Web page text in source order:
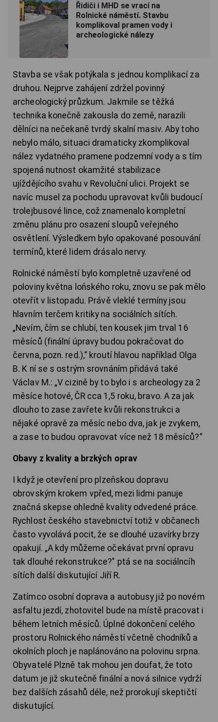
Řidiči i MHD se vrací na
Rolnické náměstí. Stavbu
komplikoval pramen vody i
archeologické nálezy
Stavba se však potýkala s jednou komplikací za
druhou. Nejprve zahájení zdržel povinný
archeologický průzkum. Jakmile se těžká
technika konečně zakousla do země, narazili
dělníci na nečekaně tvrdý skalní masiv. Aby toho
nebylo málo, situaci dramaticky zkomplikoval
nález vydatného pramene podzemní vody a s tím
spojená nutnost okamžité stabilizace
ujíždějícího svahu v Revoluční ulici. Projekt se
navíc musel za pochodu upravovat kvůli budoucí
trolejbusové lince, což znamenalo kompletní
změnu plánu pro osazení sloupů veřejného
osvětlení. Výsledkem bylo opakované posouvání
termínů, které lidem drásalo nervy.
Rolnické náměstí bylo kompletně uzavřené od
poloviny května loňského roku, znovu se pak mělo
otevřít v listopadu. Právě vleklé termíny jsou
hlavním terčem kritiky na sociálních sítích.
„Nevím, čím se chlubí, ten kousek jim trval 16
měsíců (finální úpravy budou pokračovat do
června, pozn. red.),“ kroutí hlavou například Olga
B. K ní se s ostrým srovnáním přidává také
Václav M.: „V cizině by to bylo i s archeology za 2
měsíce hotové, ČR cca 1,5 roku, bravo. A za jak
dlouho to zase zavřete kvůli rekonstrukci a
nějaké opravě za měsíc nebo dva, jak je zvykem,
a zase to budou opravovat více než 18 měsíců?“
Obavy z kvality a brzkých oprav
I když je otevření pro plzeňskou dopravu
obrovským krokem vpřed, mezi lidmi panuje
značná skepse ohledně kvality odvedené práce.
Rychlost českého stavebnictví totiž v občanech
často vyvolává pocit, že se dlouhé uzavírky brzy
opakují. „A kdy můžeme očekávat první opravu
tak dlouhé rekonstrukce?" ptá se na sociálncíh
sítích další diskutující Jiří R.
Zatímco osobní doprava a autobusy již po novém
asfaltu jezdí, zhotovitel bude na místě pracovat i
během letních měsíců. Úplné dokončení celého
prostoru Rolnického náměstí včetně chodníků a
okolních ploch je naplánováno na polovinu srpna.
Obyvatelé Plzně tak mohou jen doufat, že toto
datum je již skutečně finální a nová silnice vydrží
bez dalších zásahů déle, než prorokují skeptičtí
diskutující.